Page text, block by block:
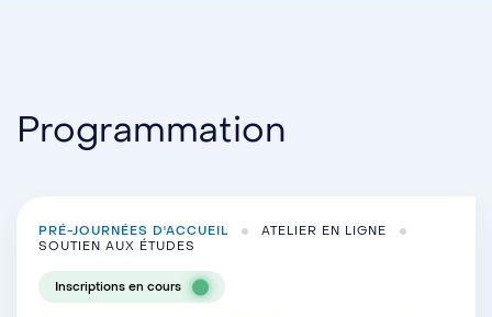
Programmation
PRÉ-JOURNÉES D'ACCUEIL
ATELIER EN LIGNE
SOUTIEN AUX ÉTUDES
Inscriptions en cours